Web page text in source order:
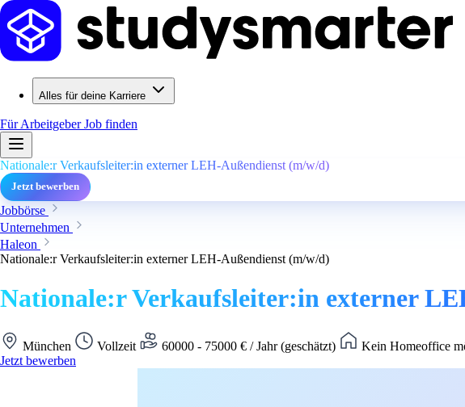
Alles für deine Karriere
Für ArbeitgeberJob finden
Nationale:r Verkaufsleiter:in externer LEH-Außendienst (m/w/d)
Jetzt bewerben
Jobbörse
Unternehmen
Haleon
Nationale:r Verkaufsleiter:in externer LEH-Außendienst (m/w/d)
Nationale:r Verkaufsleiter:in externer
München Vollzeit 60000 - 75000 € / Jahr (geschätzt)
Kein Homeoffice
Jetzt bewerben